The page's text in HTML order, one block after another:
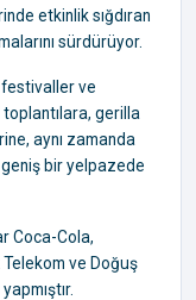
etkinlik sığdıran
sürdürüyor.
ve
gerilla
aynı zamanda
bir yelpazede
Coca-Cola,
ve Doğuş